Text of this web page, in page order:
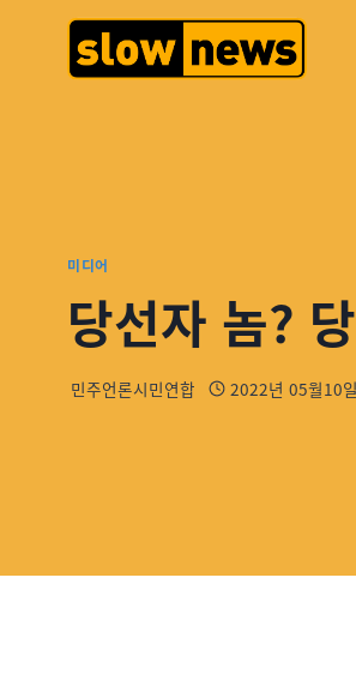
미디어
당선자 놈?
민주언론시민연합 2022년 05월10